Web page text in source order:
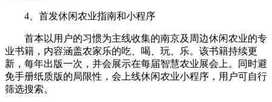
4、首发休闲农业指南和小程序
首本以用户的习惯为主线收集的南京及周边休闲农业的专
业书籍，内容涵盖农家乐的吃、喝、玩、乐。该书籍持续更
新，每年出版一次，并会展示在每届智慧农业展会上。同时避
免手册纸质版的局限性，会上线休闲农业小程序，用户可自行
筛选搜索。